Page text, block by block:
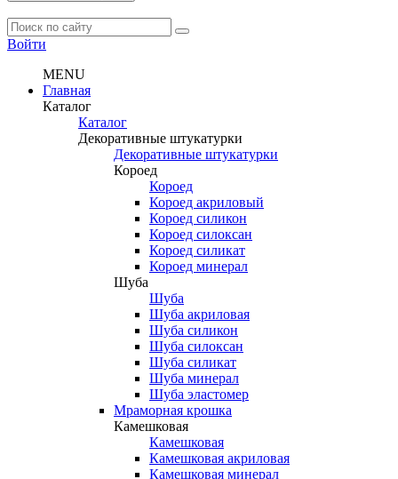
Войти
MENU
Главная
Каталог
Каталог
Декоративные штукатурки
Декоративные штукатурки
Короед
Короед
Короед акриловый
Короед силикон
Короед силоксан
Короед силикат
Короед минерал
Шуба
Шуба
Шуба акриловая
Шуба силикон
Шуба силоксан
Шуба силикат
Шуба минерал
Шуба эластомер
Мраморная крошка
Камешковая
Камешковая
Камешковая акриловая
Камешковая минерал